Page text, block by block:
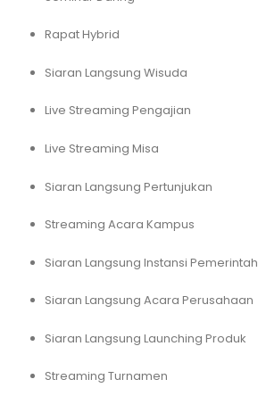
Rapat Hybrid
Siaran Langsung Wisuda
Live Streaming Pengajian
Live Streaming Misa
Siaran Langsung Pertunjukan
Streaming Acara Kampus
Siaran Langsung Instansi Pemerintah
Siaran Langsung Acara Perusahaan
Siaran Langsung Launching Produk
Streaming Turnamen